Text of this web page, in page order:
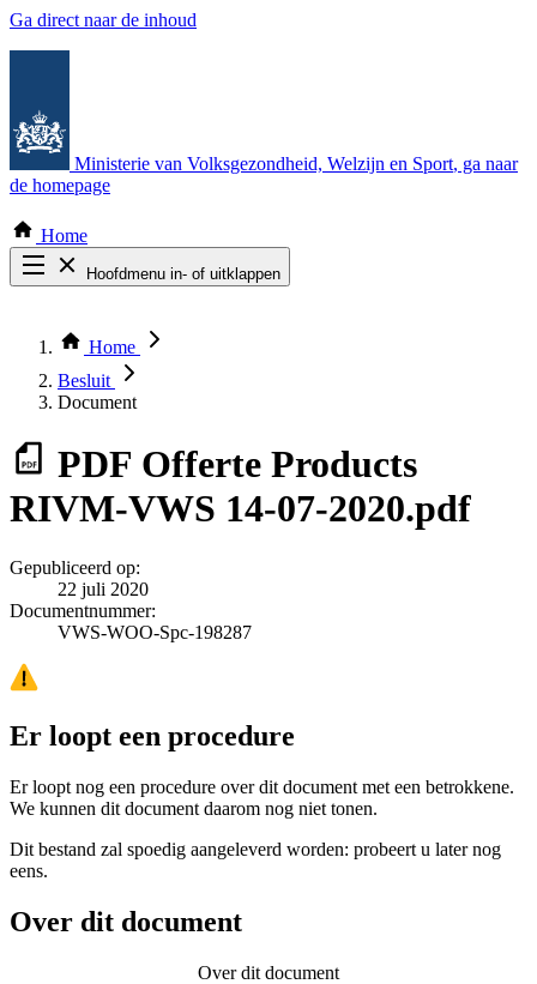
Ga direct naar de inhoud
Ministerie van Volksgezondheid, Welzijn en Sport, ga naar
de homepage
Home
Hoofdmenu in- of uitklappen
Thema COVID-19
Bekijk per bestuursorgaan
Home
Besluit
Document
PDF Offerte Products
RIVM-VWS 14-07-2020.pdf
Gepubliceerd op:
22 juli 2020
Documentnummer:
VWS-WOO-Spc-198287
Er loopt een procedure
Er loopt nog een procedure over dit document met een betrokkene.
We kunnen dit document daarom nog niet tonen.
Dit bestand zal spoedig aangeleverd worden: probeert u later nog
eens.
Over dit document
Over dit document